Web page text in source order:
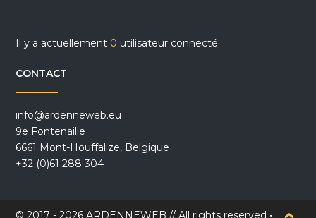
Il y a actuellement 0 utilisateur connecté.
CONTACT
info@ardenneweb.eu
9e Fontenaille
6661 Mont-Houffalize, Belgique
+32 (0)61 288 304
© 2017 - 2026 ARDENNEWEB // All rights reserved •